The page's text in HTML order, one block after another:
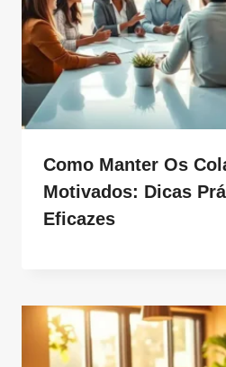
Como Manter Os
Motivados: Dicas
Eficazes